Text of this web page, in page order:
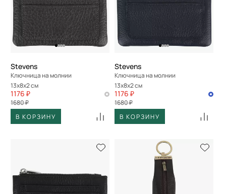
Stevens
Ключница на молнии
13x8x2 см
1176 ₽
1680 ₽
В КОРЗИНУ
Stevens
Ключница на молнии
13x8x2 см
1176 ₽
1680 ₽
В КОРЗИНУ